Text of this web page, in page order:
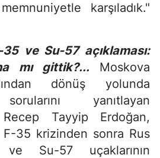
karşıladık."
ve Su-57 açıklaması:
mı gittik?... Moskova
dönüş yolunda
yanıtlayan
Recep Tayyip Erdoğan,
35 krizinden sonra Rus
ve Su-57 uçaklarının